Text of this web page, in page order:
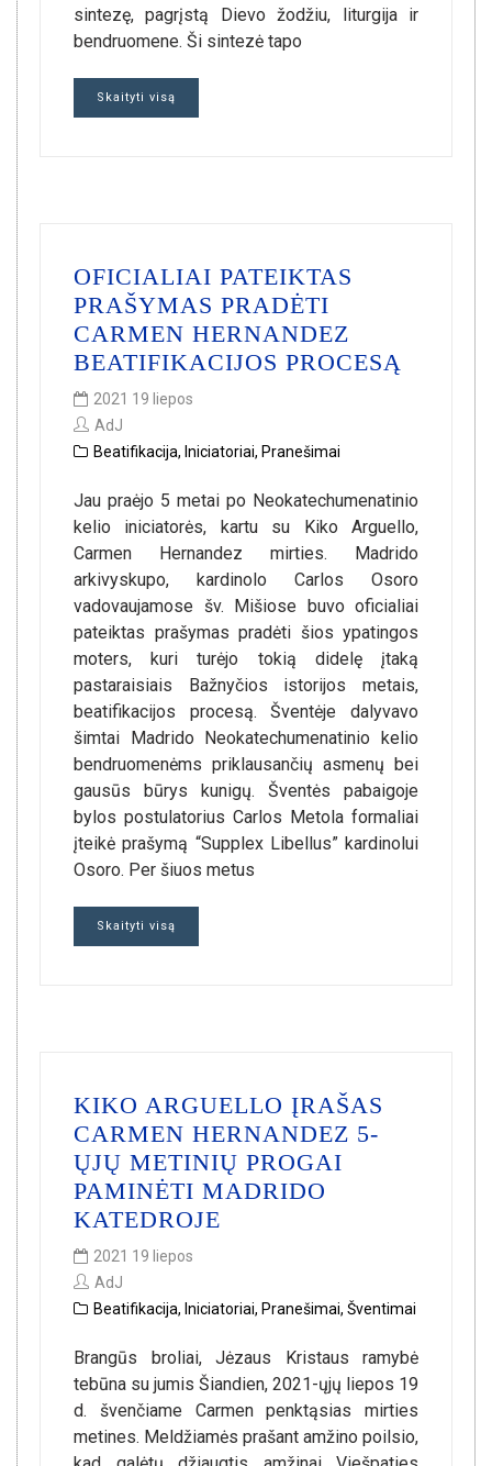
sintezę, pagrįstą Dievo žodžiu, liturgija ir
bendruomene. Ši sintezė tapo
Skaityti visą
OFICIALIAI PATEIKTAS
PRAŠYMAS PRADĖTI
CARMEN HERNANDEZ
BEATIFIKACIJOS PROCESĄ
2021 19 liepos
AdJ
Beatifikacija, Iniciatoriai, Pranešimai
Jau praėjo 5 metai po Neokatechumenatinio
kelio iniciatorės, kartu su Kiko Arguello,
Carmen Hernandez mirties. Madrido
arkivyskupo, kardinolo Carlos Osoro
vadovaujamose šv. Mišiose buvo oficialiai
pateiktas prašymas pradėti šios ypatingos
moters, kuri turėjo tokią didelę įtaką
pastaraisiais Bažnyčios istorijos metais,
beatifikacijos procesą. Šventėje dalyvavo
šimtai Madrido Neokatechumenatinio kelio
bendruomenėms priklausančių asmenų bei
gausūs būrys kunigų. Šventės pabaigoje
bylos postulatorius Carlos Metola formaliai
įteikė prašymą “Supplex Libellus” kardinolui
Osoro. Per šiuos metus
Skaityti visą
KIKO ARGUELLO ĮRAŠAS
CARMEN HERNANDEZ 5-
ŲJŲ METINIŲ PROGAI
PAMINĖTI MADRIDO
KATEDROJE
2021 19 liepos
AdJ
Beatifikacija, Iniciatoriai, Pranešimai, Šventimai
Brangūs broliai, Jėzaus Kristaus ramybė
tebūna su jumis Šiandien, 2021-ųjų liepos 19
d. švenčiame Carmen penktąsias mirties
metines. Meldžiamės prašant amžino poilsio,